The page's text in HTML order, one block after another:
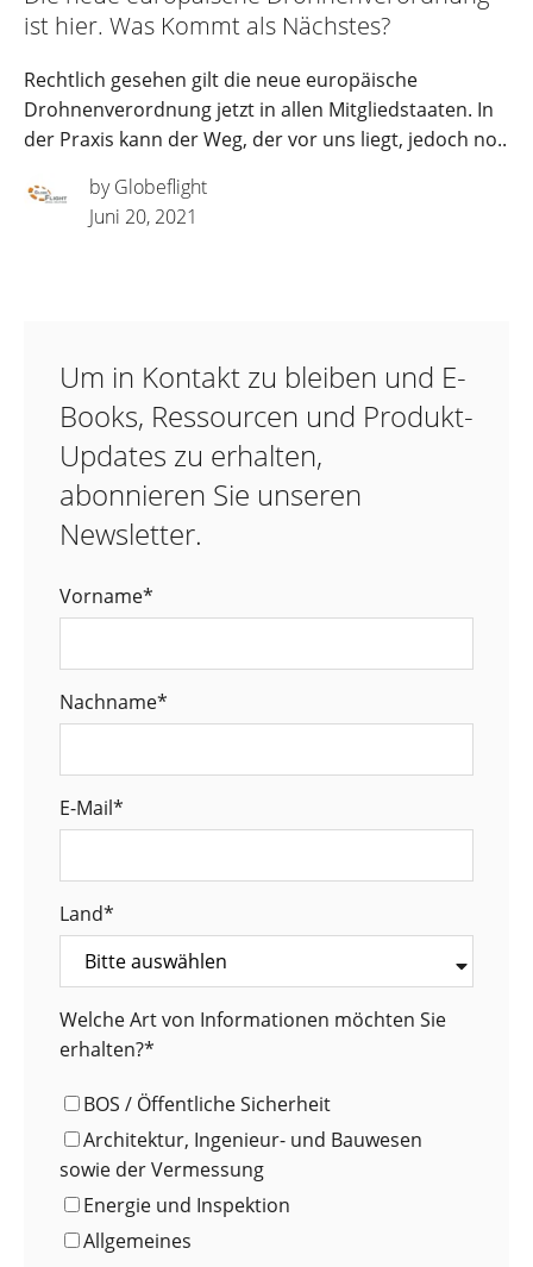
ist hier. Was Kommt als Nächstes?
Rechtlich gesehen gilt die neue europäische
Drohnenverordnung jetzt in allen Mitgliedstaaten. In
der Praxis kann der Weg, der vor uns liegt, jedoch no..
by Globeflight
Juni 20, 2021
Um in Kontakt zu bleiben und E-
Books, Ressourcen und Produkt-
Updates zu erhalten,
abonnieren Sie unseren
Newsletter.
Vorname*
Nachname*
E-Mail*
Land*
Welche Art von Informationen möchten Sie
erhalten?*
BOS / Öffentliche Sicherheit
Architektur, Ingenieur- und Bauwesen
sowie der Vermessung
Energie und Inspektion
Allgemeines